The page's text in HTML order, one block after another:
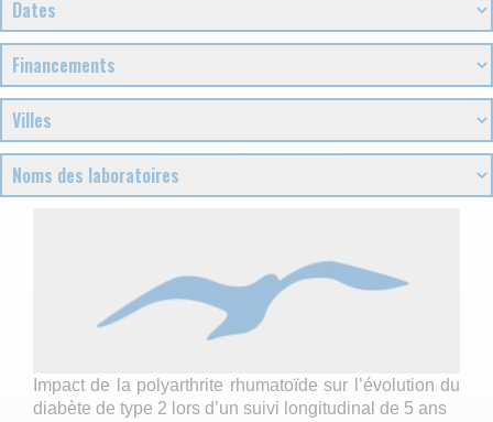
Impact de la polyarthrite rhumatoïde sur l’évolution du
diabète de type 2 lors d’un suivi longitudinal de 5 ans